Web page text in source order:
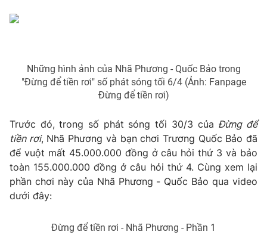
Hitech Công nghệ tương lai
Thị trường
Lịch phát sóng
Emagazine Podcast
Photo Infographic
Video
VTV Money VTV Thể thao
Những hình ảnh của Nhã Phương - Quốc Bảo trong
"Đừng để tiền rơi" số phát sóng tối 6/4 (Ảnh: Fanpage
Đừng để tiền rơi)
Trước đó, trong số phát sóng tối 30/3 của Đừng để
tiền rơi, Nhã Phương và bạn chơi Trương Quốc Bảo đã
để vuột mất 45.000.000 đồng ở câu hỏi thứ 3 và bảo
toàn 155.000.000 đồng ở câu hỏi thứ 4. Cùng xem lại
phần chơi này của Nhã Phương - Quốc Bảo qua video
dưới đây:
Đừng để tiền rơi - Nhã Phương - Phần 1